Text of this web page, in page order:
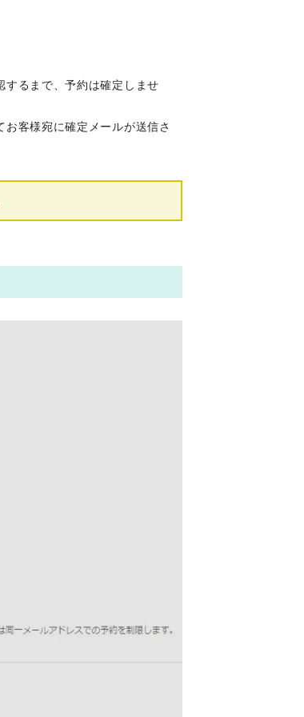
するまで、予約は確定しませ
客様宛に確定メールが送信さ